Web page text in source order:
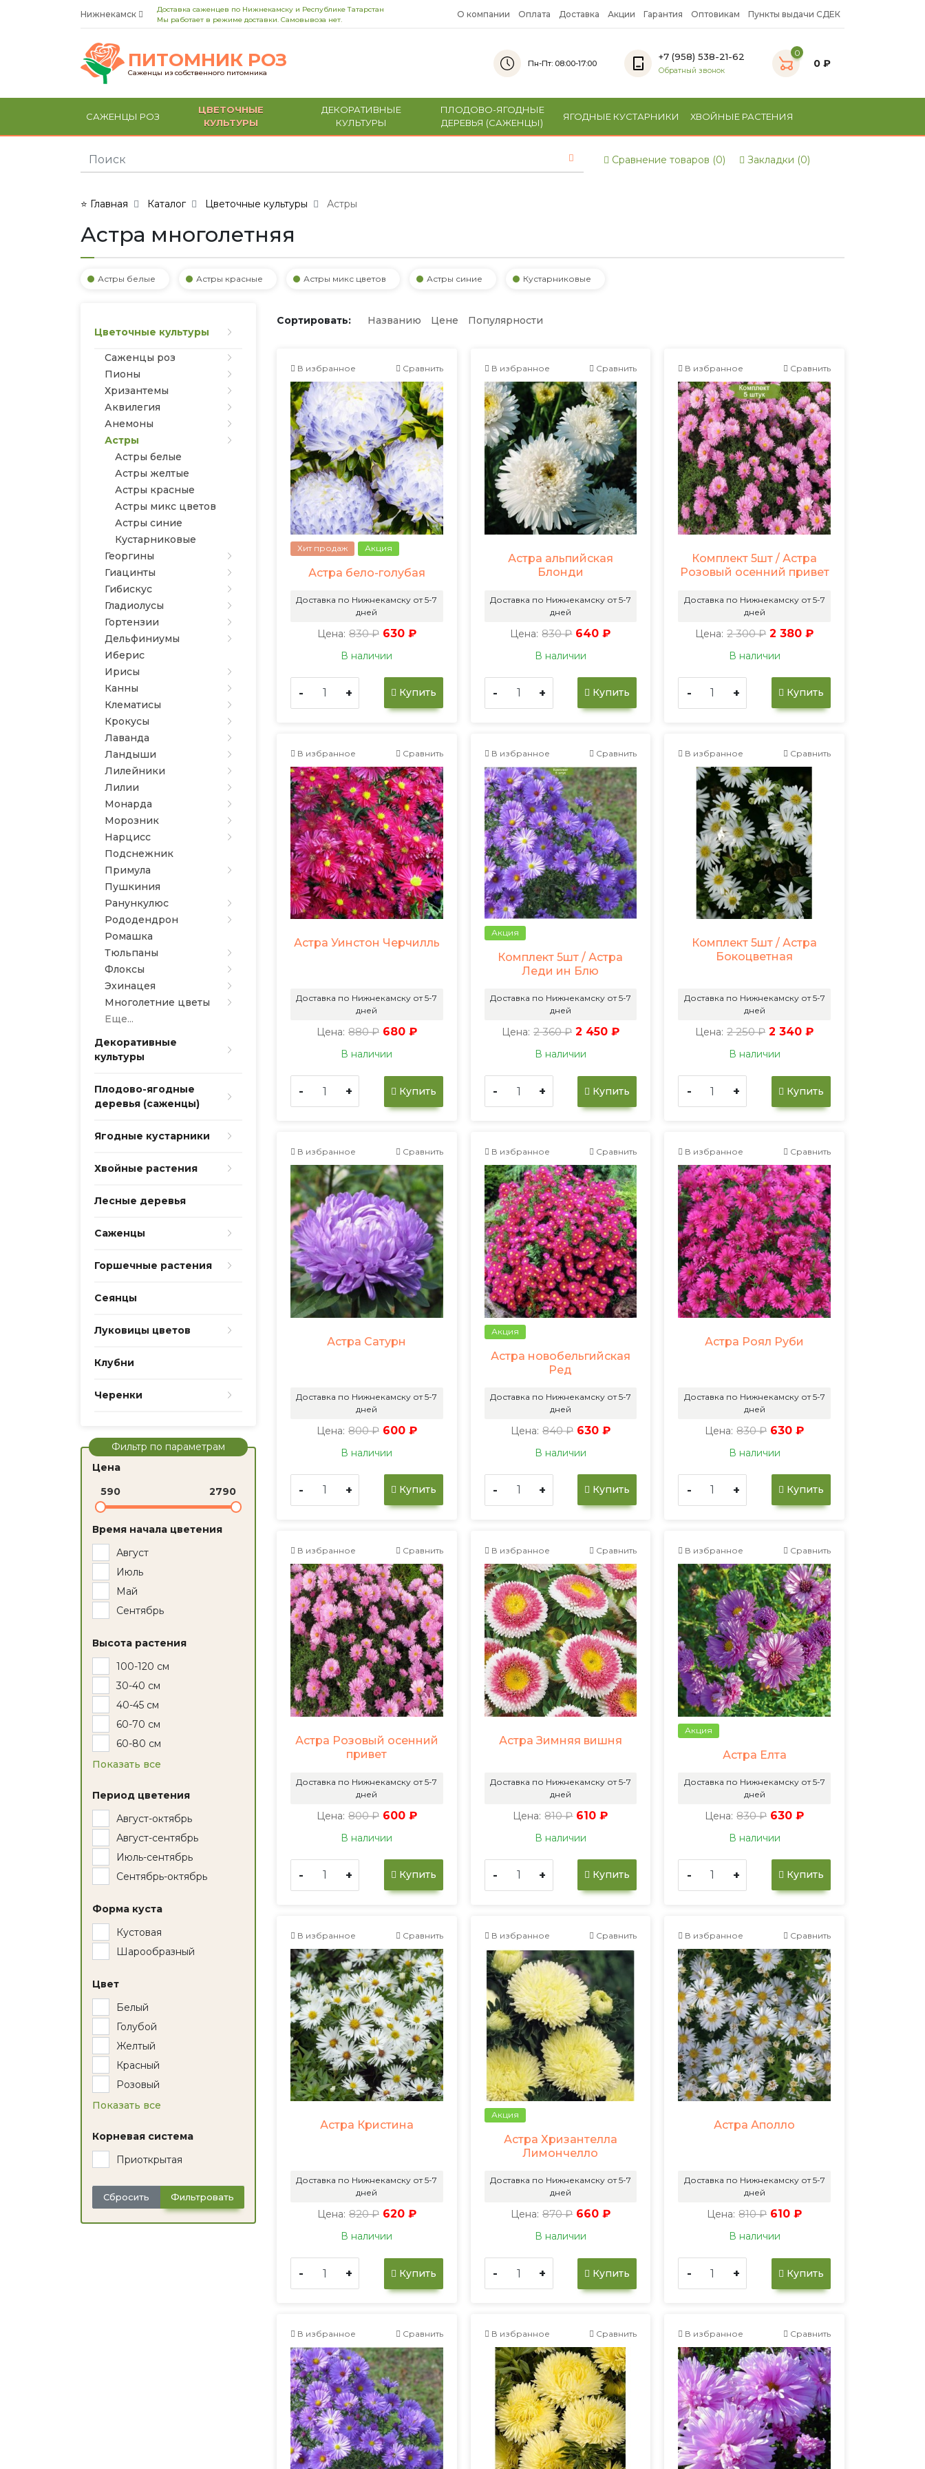
Нижнекамск
Доставка саженцев по Нижнекамску и Республике Татарстан
Мы работает в режиме доставки. Самовывоза нет.
О компании Оплата Доставка Акции Гарантия Оптовикам Пункты выдачи СДЕК
ПИТОМНИК РОЗ
Саженцы из собственного питомника
Пн-Пт: 08:00-17:00
+7 (958) 538-21-62
Обратный звонок
0
0 ₽
САЖЕНЦЫ РОЗ
ЦВЕТОЧНЫЕ
КУЛЬТУРЫ
ДЕКОРАТИВНЫЕ
КУЛЬТУРЫ
ПЛОДОВО-ЯГОДНЫЕ
ДЕРЕВЬЯ (САЖЕНЦЫ)
ЯГОДНЫЕ КУСТАРНИКИ ХВОЙНЫЕ РАСТЕНИЯ
Сравнение товаров (0) Закладки (0)
⭐ Главная Каталог Цветочные культуры Астры
Астра многолетняя
Астры белые Астры красные Астры микс цветов Астры синие Кустарниковые
Цветочные культуры
Саженцы роз
Пионы
Хризантемы
Аквилегия
Анемоны
Астры
Астры белые
Астры желтые
Астры красные
Астры микс цветов
Астры синие
Кустарниковые
Георгины
Гиацинты
Гибискус
Гладиолусы
Гортензии
Дельфиниумы
Иберис
Ирисы
Канны
Клематисы
Крокусы
Лаванда
Ландыши
Лилейники
Лилии
Монарда
Морозник
Нарцисс
Подснежник
Примула
Пушкиния
Ранункулюс
Рододендрон
Ромашка
Тюльпаны
Флоксы
Эхинацея
Многолетние цветы
Еще...
Декоративные
культуры
Плодово-ягодные
деревья (саженцы)
Ягодные кустарники
Хвойные растения
Лесные деревья
Саженцы
Горшечные растения
Сеянцы
Луковицы цветов
Клубни
Черенки
Фильтр по параметрам
Цена
590
2790
Время начала цветения
Август
Июль
Май
Сентябрь
Высота растения
100-120 см
30-40 см
40-45 см
60-70 см
60-80 см
Показать все
Период цветения
Август-октябрь
Август-сентябрь
Июль-сентябрь
Сентябрь-октябрь
Форма куста
Кустовая
Шарообразный
Цвет
Белый
Голубой
Желтый
Красный
Розовый
Показать все
Корневая система
Приоткрытая
Сбросить Фильтровать
Сортировать: Названию Цене Популярности
В избранное Сравнить
Хит продаж Акция
Астра бело-голубая
Доставка по Нижнекамску от 5-7
дней
Цена: 830 ₽ 630 ₽
В наличии
- + Купить
В избранное Сравнить
Астра альпийская
Блонди
Доставка по Нижнекамску от 5-7
дней
Цена: 830 ₽ 640 ₽
В наличии
- + Купить
В избранное Сравнить
Комплект 5шт / Астра
Розовый осенний привет
Доставка по Нижнекамску от 5-7
дней
Цена: 2 300 ₽ 2 380 ₽
В наличии
- + Купить
В избранное Сравнить
Астра Уинстон Черчилль
Доставка по Нижнекамску от 5-7
дней
Цена: 880 ₽ 680 ₽
В наличии
- + Купить
В избранное Сравнить
Акция
Комплект 5шт / Астра
Леди ин Блю
Доставка по Нижнекамску от 5-7
дней
Цена: 2 360 ₽ 2 450 ₽
В наличии
- + Купить
В избранное Сравнить
Комплект 5шт / Астра
Бокоцветная
Доставка по Нижнекамску от 5-7
дней
Цена: 2 250 ₽ 2 340 ₽
В наличии
- + Купить
В избранное Сравнить
Астра Сатурн
Доставка по Нижнекамску от 5-7
дней
Цена: 800 ₽ 600 ₽
В наличии
- + Купить
В избранное Сравнить
Акция
Астра новобельгийская
Ред
Доставка по Нижнекамску от 5-7
дней
Цена: 840 ₽ 630 ₽
В наличии
- + Купить
В избранное Сравнить
Астра Роял Руби
Доставка по Нижнекамску от 5-7
дней
Цена: 830 ₽ 630 ₽
В наличии
- + Купить
В избранное Сравнить
Астра Розовый осенний
привет
Доставка по Нижнекамску от 5-7
дней
Цена: 800 ₽ 600 ₽
В наличии
- + Купить
В избранное Сравнить
Астра Зимняя вишня
Доставка по Нижнекамску от 5-7
дней
Цена: 810 ₽ 610 ₽
В наличии
- + Купить
В избранное Сравнить
Акция
Астра Елта
Доставка по Нижнекамску от 5-7
дней
Цена: 830 ₽ 630 ₽
В наличии
- + Купить
В избранное Сравнить
Астра Кристина
Доставка по Нижнекамску от 5-7
дней
Цена: 820 ₽ 620 ₽
В наличии
- + Купить
В избранное Сравнить
Акция
Астра Хризантелла
Лимончелло
Доставка по Нижнекамску от 5-7
дней
Цена: 870 ₽ 660 ₽
В наличии
- + Купить
В избранное Сравнить
Астра Аполло
Доставка по Нижнекамску от 5-7
дней
Цена: 810 ₽ 610 ₽
В наличии
- + Купить
В избранное Сравнить В избранное Сравнить В избранное Сравнить